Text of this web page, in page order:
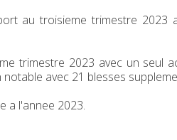
au troisieme trimestre 2023
trimestre 2023 avec un seul
avec 21 blesses
a l'annee 2023.